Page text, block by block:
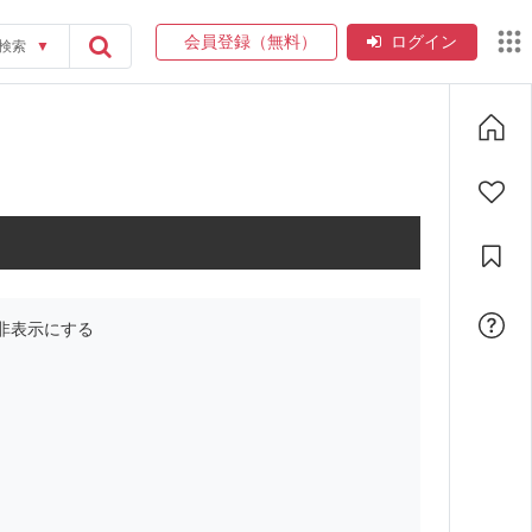
索 ▼ 会員登録（無料） ログイン
表示にする